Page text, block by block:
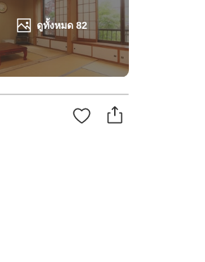
ดูทั้งหมด 82